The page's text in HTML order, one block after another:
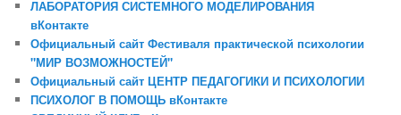
ЛАБОРАТОРИЯ СИСТЕМНОГО МОДЕЛИРОВАНИЯ
вКонтакте
Официальный сайт Фестиваля практической психологии
"МИР ВОЗМОЖНОСТЕЙ"
Официальный сайт ЦЕНТР ПЕДАГОГИКИ И ПСИХОЛОГИИ
ПСИХОЛОГ В ПОМОЩЬ вКонтакте